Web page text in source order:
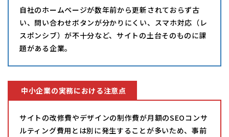
自社のホームページが数年前から更新されておらず古
い、問い合わせボタンが分かりにくい、スマホ対応（レ
スポンシブ）が不十分など、サイトの土台そのものに課
題がある企業。
中小企業の実務における注意点
サイトの改修費やデザインの制作費が月額のSEOコンサ
ルティング費用とは別に発生することが多いため、事前